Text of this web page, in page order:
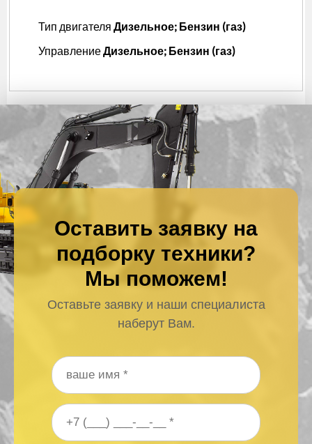
Тип двигателя Дизельное; Бензин (газ)
УправлениеДизельное; Бензин (газ)
Оставить заявку на
подборку техники?
Мы поможем!
Оставьте заявку и наши специалиста
наберут Вам.
Ваше имя*
Ваш номер телефона*